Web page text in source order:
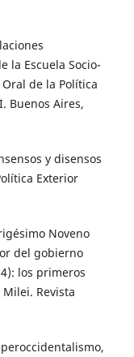
la Escuela Socio-
de la Política
Buenos Aires,
y disensos
Exterior
Noveno
del gobierno
los primeros
Revista